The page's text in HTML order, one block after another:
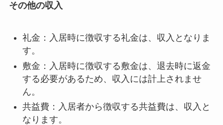
その他の収入
礼金：入居時に徴収する礼金は、収入となりま
す。
敷金：入居時に徴収する敷金は、退去時に返金
する必要があるため、収入には計上されませ
ん。
共益費：入居者から徴収する共益費は、収入と
なります。